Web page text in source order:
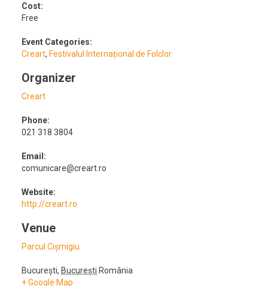
Cost:
Free
Event Categories:
Creart, Festivalul Internațional de Folclor
Organizer
Creart
Phone:
021 318 3804
Email:
comunicare@creart.ro
Website:
http://creart.ro
Venue
Parcul Cișmigiu
București, București România
+ Google Map